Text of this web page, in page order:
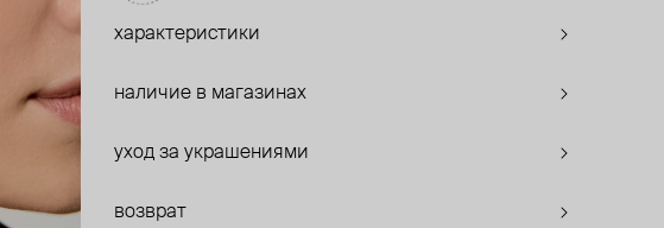
характеристики
наличие в магазинах
уход за украшениями
возврат